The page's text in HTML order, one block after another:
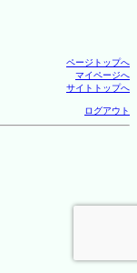
ページトップへ
マイページへ
サイトトップへ
ログアウト